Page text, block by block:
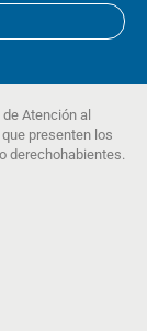
Atención al
presenten los
derechohabientes.